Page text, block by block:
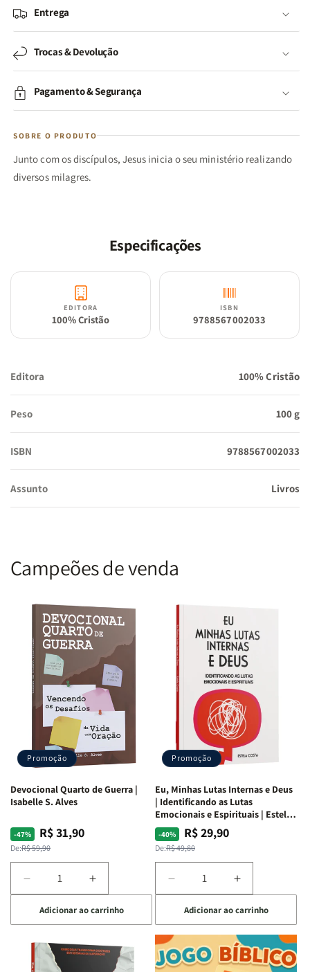
Entrega
Trocas & Devolução
Pagamento & Segurança
SOBRE O PRODUTO
Junto com os discípulos, Jesus inicia o seu ministério realizando
diversos milagres.
Especificações
EDITORA
100% Cristão
ISBN
9788567002033
Editora 100% Cristão
Peso 100 g
ISBN 9788567002033
Assunto Livros
Campeões de venda
Promoção
Devocional Quarto de Guerra |
Isabelle S. Alves
-47%
Preço
normal
De:R$ 59,90
Preço
promocional
R$ 31,90
Diminuir
a
quantidade
de
Devocional
Quarto
Aumentar
a
quantidade
de
Devocional
Quarto
Adicionar ao carrinho
Promoção
Eu, Minhas Lutas Internas e Deus
| Identificando as Lutas
Emocionais e Espirituais | Estela
Costa
-40%
Preço
normal
De:R$ 49,80
Preço
promocional
R$ 29,90
Diminuir
a
quantidade
de
Eu,
Minhas
Aumentar
a
quantidade
de
Eu,
Minhas
Adicionar ao carrinho